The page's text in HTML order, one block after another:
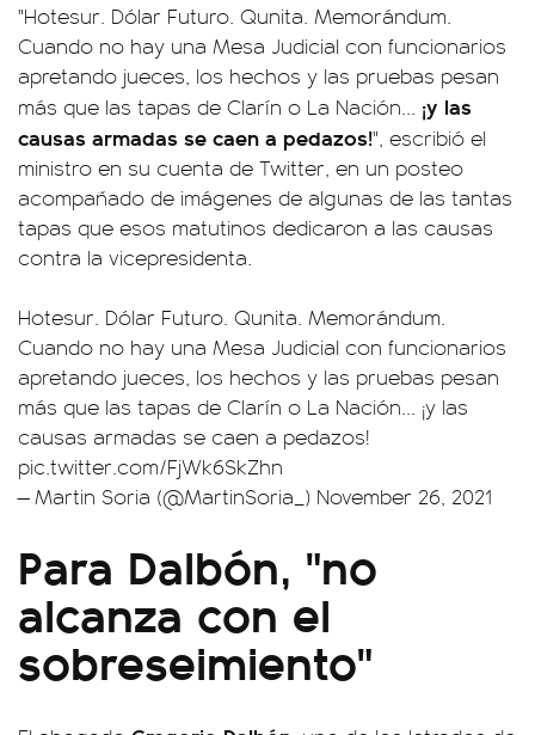
"Hotesur. Dólar Futuro. Qunita. Memorándum.
Cuando no hay una Mesa Judicial con funcionarios
apretando jueces, los hechos y las pruebas pesan
más que las tapas de Clarín o La Nación... ¡y las
causas armadas se caen a pedazos!", escribió el
ministro en su cuenta de Twitter, en un posteo
acompañado de imágenes de algunas de las tantas
tapas que esos matutinos dedicaron a las causas
contra la vicepresidenta.
Hotesur. Dólar Futuro. Qunita. Memorándum.
Cuando no hay una Mesa Judicial con funcionarios
apretando jueces, los hechos y las pruebas pesan
más que las tapas de Clarín o La Nación... ¡y las
causas armadas se caen a pedazos!
pic.twitter.com/FjWk6SkZhn
— Martin Soria (@MartinSoria_) November 26, 2021
Para Dalbón, "no
alcanza con el
sobreseimiento"